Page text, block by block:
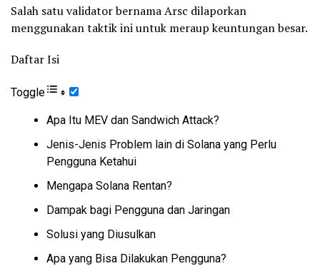
Salah satu validator bernama Arsc dilaporkan
menggunakan taktik ini untuk meraup keuntungan besar.
Daftar Isi
Toggle
Apa Itu MEV dan Sandwich Attack?
Jenis-Jenis Problem lain di Solana yang Perlu
Pengguna Ketahui
Mengapa Solana Rentan?
Dampak bagi Pengguna dan Jaringan
Solusi yang Diusulkan
Apa yang Bisa Dilakukan Pengguna?